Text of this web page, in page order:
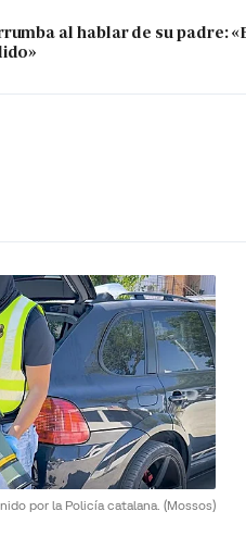
al hablar de su padre:
por la Policía catalana. (Mossos)